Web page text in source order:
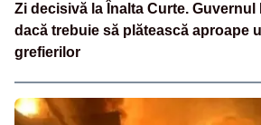
Zi decisivă la Înalta Curte.
dacă trebuie să plătească aproape
grefierilor